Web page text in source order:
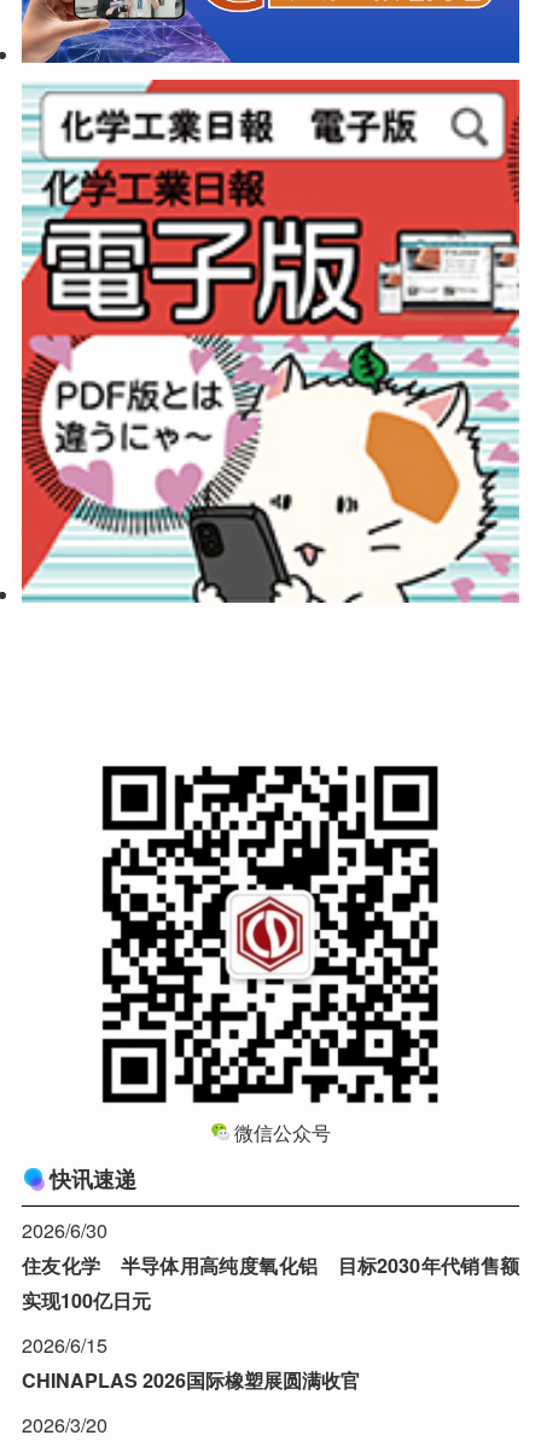
微信公众号
快讯速递
2026/6/30
住友化学 半导体用高纯度氧化铝 目标2030年代销售额
实现100亿日元
2026/6/15
CHINAPLAS 2026国际橡塑展圆满收官
2026/3/20